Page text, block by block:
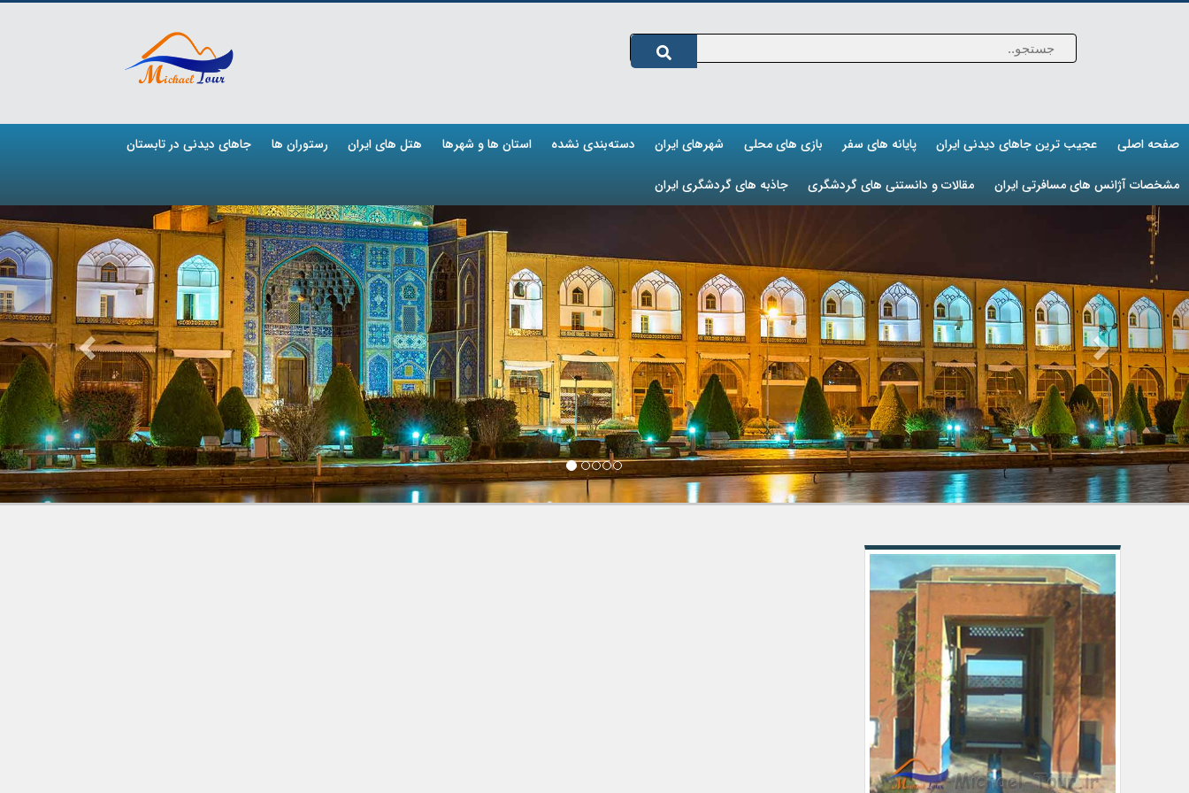
صفحه اصلی عجیب ترین جاهای دیدنی ایران پایانه های سفر بازی های محلی شهرهای ایران دسته‌بندی نشده استان ها و شهرها هتل های ایران رستوران ها جاهای دیدنی در تابستان
مشخصات آژانس های مسافرتی ایران مقالات و دانستنی های گردشگری جاذبه های گردشگری ایران